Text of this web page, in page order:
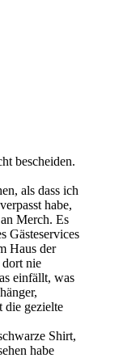
bescheiden.
als dass ich
habe,
Merch. Es
Gästeservices
Haus der
dort nie
einfällt, was
die gezielte
Shirt,
habe